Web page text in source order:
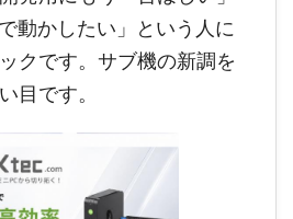
動かしたい」という人に
クです。サブ機の新調を
目です。